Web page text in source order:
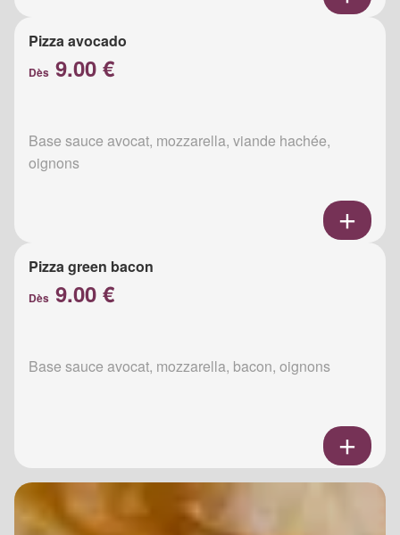
Pizza avocado
Dès 9.00 €
Base sauce avocat, mozzarella, viande hachée,
oignons
Pizza green bacon
Dès 9.00 €
Base sauce avocat, mozzarella, bacon, oignons